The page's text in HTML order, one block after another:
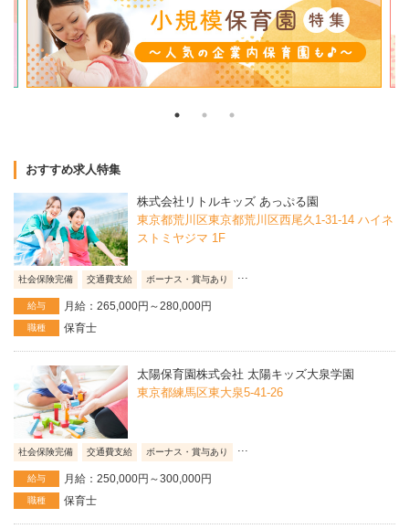
おすすめ求人特集
株式会社リトルキッズ あっぷる園
東京都荒川区東京都荒川区西尾久1-31-14 ハイネ
ストミヤジマ 1F
社会保険完備 交通費支給 ボーナス・賞与あり
給与 月給：265,000円～280,000円
職種 保育士
太陽保育園株式会社 太陽キッズ大泉学園
東京都練馬区東大泉5-41-26
社会保険完備 交通費支給 ボーナス・賞与あり
給与 月給：250,000円～300,000円
職種 保育士